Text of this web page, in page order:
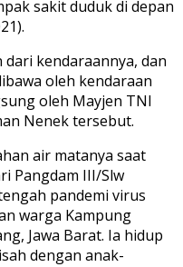
sakit duduk di depan
kendaraannya, dan
oleh kendaraan
oleh Mayjen TNI
Nenek tersebut.
air matanya saat
Pangdam III/Slw
pandemi virus
warga Kampung
Jawa Barat. Ia hidup
dengan anak-